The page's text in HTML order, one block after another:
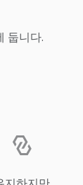
둡니다.